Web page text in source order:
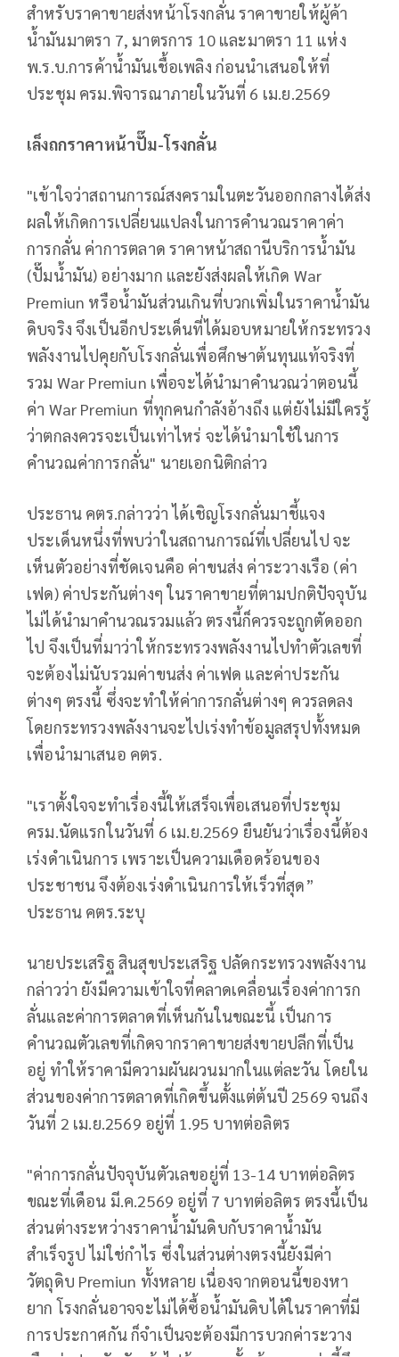
สำหรับราคาขายส่งหน้าโรงกลั่น ราคาขายให้ผู้ค้า
น้ำมันมาตรา 7, มาตรการ 10 และมาตรา 11 แห่ง
พ.ร.บ.การค้าน้ำมันเชื้อเพลิง ก่อนนำเสนอให้ที่
ประชุม ครม.พิจารณาภายในวันที่ 6 เม.ย.2569
เล็งถกราคาหน้าปั๊ม-โรงกลั่น
"เข้าใจว่าสถานการณ์สงครามในตะวันออกกลางได้ส่ง
ผลให้เกิดการเปลี่ยนแปลงในการคำนวณราคาค่า
การกลั่น ค่าการตลาด ราคาหน้าสถานีบริการน้ำมัน
(ปั๊มน้ำมัน) อย่างมาก และยังส่งผลให้เกิด War
Premiun หรือน้ำมันส่วนเกินที่บวกเพิ่มในราคาน้ำมัน
ดิบจริง จึงเป็นอีกประเด็นที่ได้มอบหมายให้กระทรวง
พลังงานไปคุยกับโรงกลั่นเพื่อศึกษาต้นทุนแท้จริงที่
รวม War Premiun เพื่อจะได้นำมาคำนวณว่าตอนนี้
ค่า War Premiun ที่ทุกคนกำลังอ้างถึง แต่ยังไม่มีใครรู้
ว่าตกลงควรจะเป็นเท่าไหร่ จะได้นำมาใช้ในการ
คำนวณค่าการกลั่น" นายเอกนิติกล่าว
ประธาน คตร.กล่าวว่า ได้เชิญโรงกลั่นมาชี้แจง
ประเด็นหนึ่งที่พบว่าในสถานการณ์ที่เปลี่ยนไป จะ
เห็นตัวอย่างที่ชัดเจนคือ ค่าขนส่ง ค่าระวางเรือ (ค่า
เฟด) ค่าประกันต่างๆ ในราคาขายที่ตามปกติปัจจุบัน
ไม่ได้นำมาคำนวณรวมแล้ว ตรงนี้ก็ควรจะถูกตัดออก
ไป จึงเป็นที่มาว่าให้กระทรวงพลังงานไปทำตัวเลขที่
จะต้องไม่นับรวมค่าขนส่ง ค่าเฟด และค่าประกัน
ต่างๆ ตรงนี้ ซึ่งจะทำให้ค่าการกลั่นต่างๆ ควรลดลง
โดยกระทรวงพลังงานจะไปเร่งทำข้อมูลสรุปทั้งหมด
เพื่อนำมาเสนอ คตร.
"เราตั้งใจจะทำเรื่องนี้ให้เสร็จเพื่อเสนอที่ประชุม
ครม.นัดแรกในวันที่ 6 เม.ย.2569 ยืนยันว่าเรื่องนี้ต้อง
เร่งดำเนินการ เพราะเป็นความเดือดร้อนของ
ประชาชน จึงต้องเร่งดำเนินการให้เร็วที่สุด”
ประธาน คตร.ระบุ
นายประเสริฐ สินสุขประเสริฐ ปลัดกระทรวงพลังงาน
กล่าวว่า ยังมีความเข้าใจที่คลาดเคลื่อนเรื่องค่าการก
ลั่นและค่าการตลาดที่เห็นกันในขณะนี้ เป็นการ
คำนวณตัวเลขที่เกิดจากราคาขายส่งขายปลีกที่เป็น
อยู่ ทำให้ราคามีความผันผวนมากในแต่ละวัน โดยใน
ส่วนของค่าการตลาดที่เกิดขึ้นตั้งแต่ต้นปี 2569 จนถึง
วันที่ 2 เม.ย.2569 อยู่ที่ 1.95 บาทต่อลิตร
"ค่าการกลั่นปัจจุบันตัวเลขอยู่ที่ 13-14 บาทต่อลิตร
ขณะที่เดือน มี.ค.2569 อยู่ที่ 7 บาทต่อลิตร ตรงนี้เป็น
ส่วนต่างระหว่างราคาน้ำมันดิบกับราคาน้ำมัน
สำเร็จรูป ไม่ใช่กำไร ซึ่งในส่วนต่างตรงนี้ยังมีค่า
วัตถุดิบ Premiun ทั้งหลาย เนื่องจากตอนนี้ของหา
ยาก โรงกลั่นอาจจะไม่ได้ซื้อน้ำมันดิบได้ในราคาที่มี
การประกาศกัน ก็จำเป็นจะต้องมีการบวกค่าระวาง